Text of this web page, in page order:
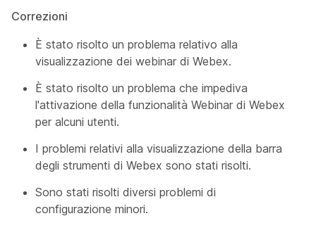
Correzioni
È stato risolto un problema relativo alla
visualizzazione dei webinar di Webex.
È stato risolto un problema che impediva
l'attivazione della funzionalità Webinar di Webex
per alcuni utenti.
I problemi relativi alla visualizzazione della barra
degli strumenti di Webex sono stati risolti.
Sono stati risolti diversi problemi di
configurazione minori.